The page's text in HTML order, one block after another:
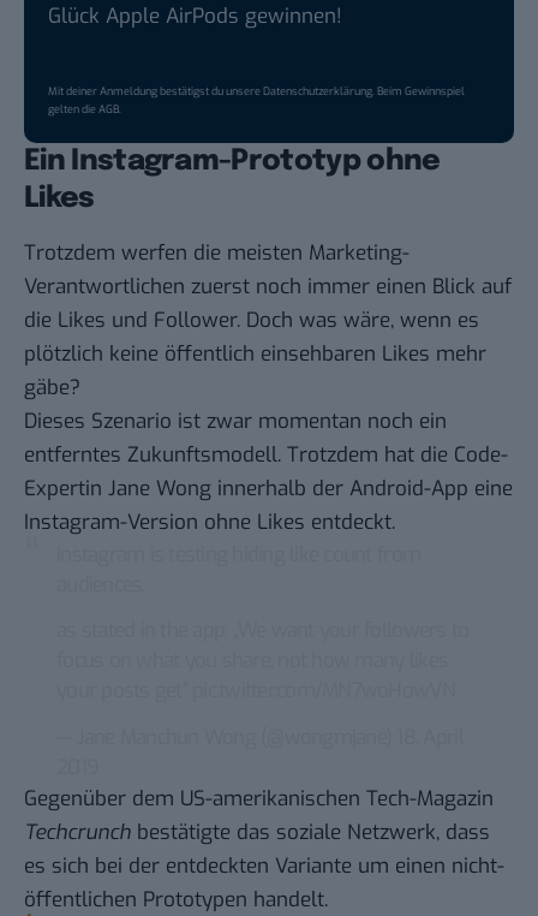
Glück Apple AirPods gewinnen!
Mit deiner Anmeldung bestätigst du unsereDatenschutzerklärung. Beim Gewinnspiel
gelten dieAGB.
Ein Instagram-Prototyp ohne
Likes
Trotzdem werfen die meisten Marketing-
Verantwortlichen zuerst noch immer einen Blick auf
die Likes und Follower. Doch was wäre, wenn es
plötzlich keine öffentlich einsehbaren Likes mehr
gäbe?
Dieses Szenario ist zwar momentan noch ein
entferntes Zukunftsmodell. Trotzdem hat die Code-
Expertin Jane Wong innerhalb der Android-App eine
Instagram-Version ohne Likes entdeckt.
Gegenüber dem US-amerikanischen Tech-Magazin
Techcrunch bestätigte das soziale Netzwerk, dass
es sich bei der entdeckten Variante um einen nicht-
öffentlichen Prototypen handelt.